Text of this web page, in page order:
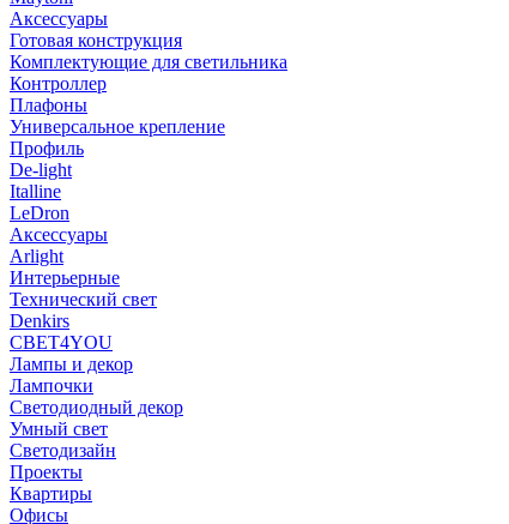
Аксессуары
Готовая конструкция
Комплектующие для светильника
Контроллер
Плафоны
Универсальное крепление
Профиль
De-light
Italline
LeDron
Аксессуары
Arlight
Интерьерные
Технический свет
Denkirs
СВЕТ4YOU
Лампы и декор
Лампочки
Светодиодный декор
Умный свет
Светодизайн
Проекты
Квартиры
Офисы